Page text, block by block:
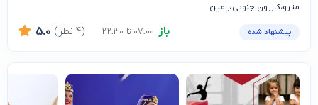
مترو،کازرون جنوبی،رامین
پیشنهاد شده باز 5.0 (4 نظر)